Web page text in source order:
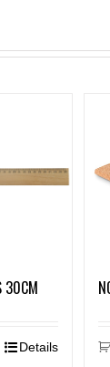
30CM
Details